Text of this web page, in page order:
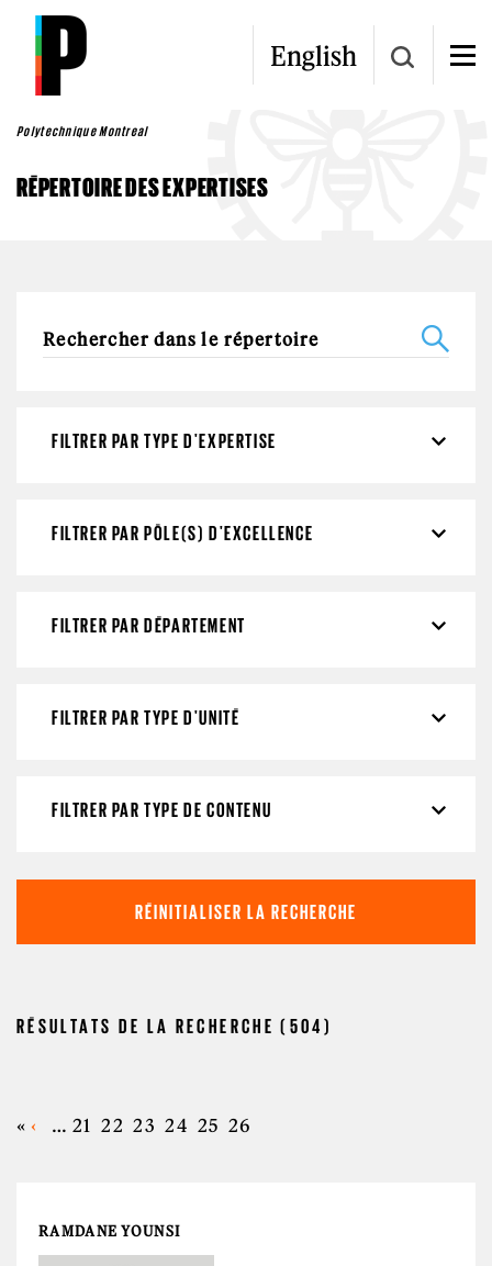
Aller au contenu principal
English
Polytechnique Montreal
RÉPERTOIRE DES EXPERTISES
FILTRER PAR TYPE D'EXPERTISE
FILTRER PAR PÔLE(S) D'EXCELLENCE
FILTRER PAR DÉPARTEMENT
FILTRER PAR TYPE D'UNITÉ
FILTRER PAR TYPE DE CONTENU
RÉINITIALISER LA RECHERCHE
RÉSULTATS DE LA RECHERCHE (504)
« ‹ … 21 22 23 24 25 26
RAMDANE YOUNSI